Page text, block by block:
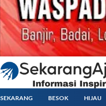
SEKARANG BESOK HIJAU